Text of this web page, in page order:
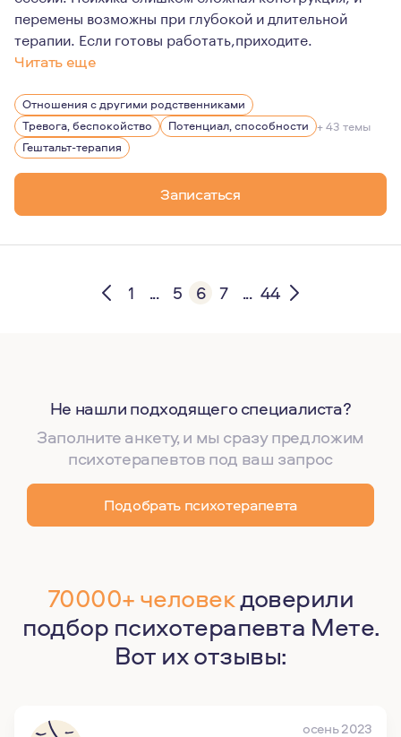
перемены возможны при глубокой и длительной
терапии. Если готовы работать,приходите.
Читать еще
Живу в Крыму,работаю онлайн по всему миру. Люблю
Отношения с другими родственниками
Тревога, беспокойство
Потенциал, способности + 43 темы
Гештальт-терапия
Записаться
1 ... 5 6 7 ... 44
Не нашли подходящего специалиста?
Заполните анкету, и мы сразу предложим
психотерапевтов под ваш запрос
Подобрать психотерапевта
70000+ человекдоверили
подбор психотерапевта Мете.
Вот их отзывы:
осень 2023